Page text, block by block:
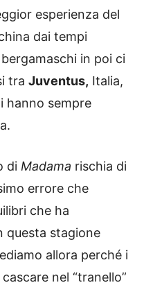
esperienza del
dai tempi
bergamaschi in poi ci
tra Juventus, Italia,
hanno sempre
di Madama rischia di
errore che
che ha
questa stagione
allora perché i
nel “tranello”